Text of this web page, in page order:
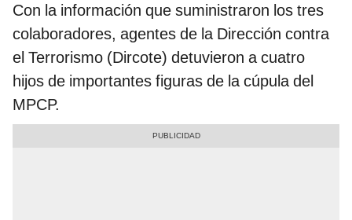
Con la información que suministraron los tres
colaboradores, agentes de la Dirección contra
el Terrorismo (Dircote) detuvieron a cuatro
hijos de importantes figuras de la cúpula del
MPCP.